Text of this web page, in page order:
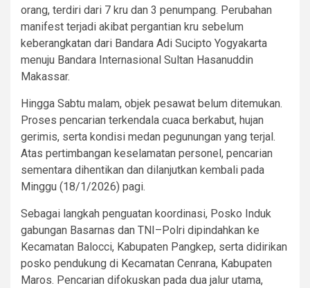
orang, terdiri dari 7 kru dan 3 penumpang. Perubahan
manifest terjadi akibat pergantian kru sebelum
keberangkatan dari Bandara Adi Sucipto Yogyakarta
menuju Bandara Internasional Sultan Hasanuddin
Makassar.
Hingga Sabtu malam, objek pesawat belum ditemukan.
Proses pencarian terkendala cuaca berkabut, hujan
gerimis, serta kondisi medan pegunungan yang terjal.
Atas pertimbangan keselamatan personel, pencarian
sementara dihentikan dan dilanjutkan kembali pada
Minggu (18/1/2026) pagi.
Sebagai langkah penguatan koordinasi, Posko Induk
gabungan Basarnas dan TNI–Polri dipindahkan ke
Kecamatan Balocci, Kabupaten Pangkep, serta didirikan
posko pendukung di Kecamatan Cenrana, Kabupaten
Maros. Pencarian difokuskan pada dua jalur utama,